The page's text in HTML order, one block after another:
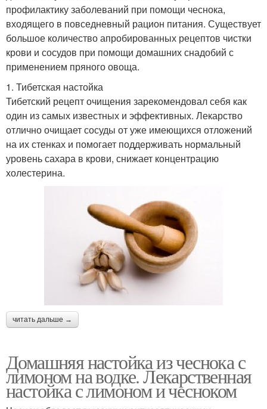
профилактику заболеваний при помощи чеснока,
входящего в повседневный рацион питания. Существует
большое количество апробированных рецептов чистки
крови и сосудов при помощи домашних снадобий с
применением пряного овоща.
1. Тибетская настойка
Тибетский рецепт очищения зарекомендовал себя как
один из самых известных и эффективных. Лекарство
отлично очищает сосуды от уже имеющихся отложений
на их стенках и помогает поддерживать нормальный
уровень сахара в крови, снижает концентрацию
холестерина.
читать дальше →
Домашняя настойка из чеснока с
лимоном на водке. Лекарственная
настойка с лимоном и чесноком